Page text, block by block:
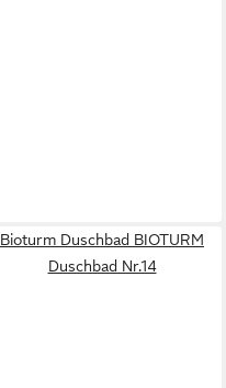
Bioturm Duschbad BIOTURM
Duschbad Nr.14